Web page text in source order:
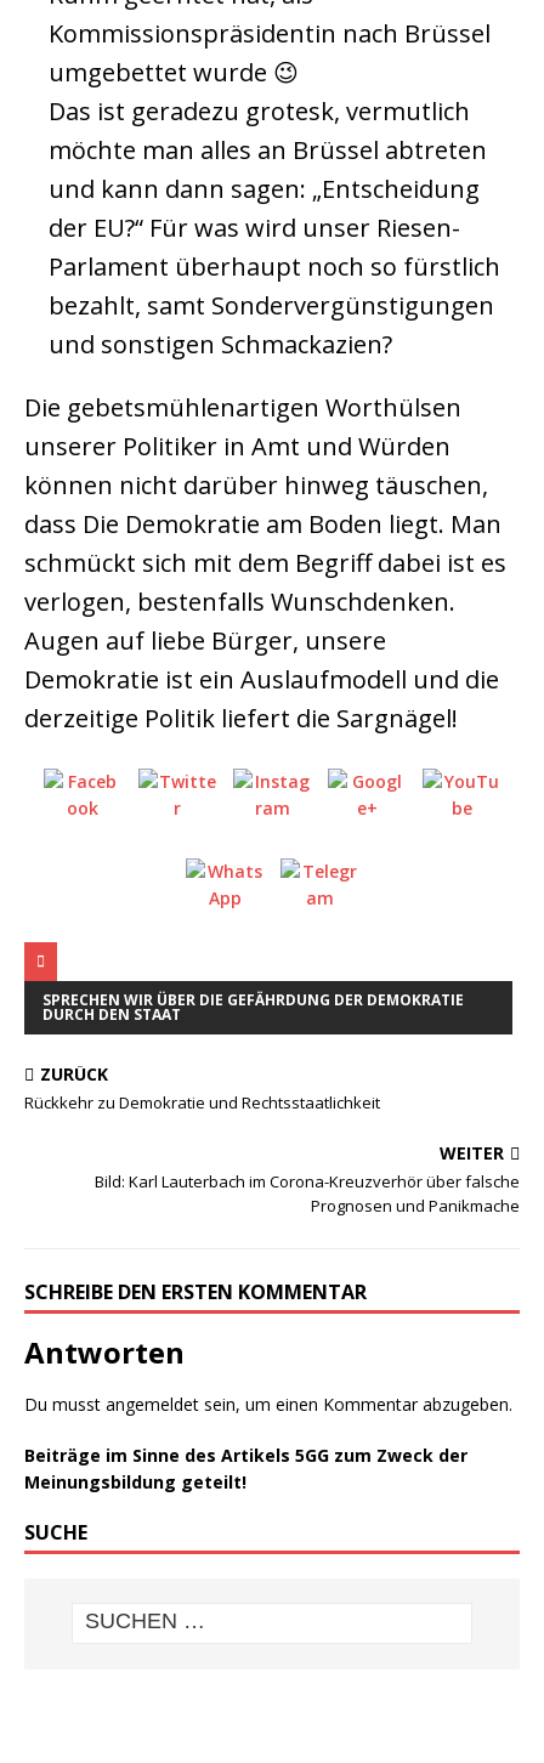
Kommissionspräsidentin nach Brüssel
umgebettet wurde 😉
Das ist geradezu grotesk, vermutlich
möchte man alles an Brüssel abtreten
und kann dann sagen: „Entscheidung
der EU?“ Für was wird unser Riesen-
Parlament überhaupt noch so fürstlich
bezahlt, samt Sondervergünstigungen
und sonstigen Schmackazien?
Die gebetsmühlenartigen Worthülsen
unserer Politiker in Amt und Würden
können nicht darüber hinweg täuschen,
dass Die Demokratie am Boden liegt. Man
schmückt sich mit dem Begriff dabei ist es
verlogen, bestenfalls Wunschdenken.
Augen auf liebe Bürger, unsere
Demokratie ist ein Auslaufmodell und die
derzeitige Politik liefert die Sargnägel!
SPRECHEN WIR ÜBER DIE GEFÄHRDUNG DER DEMOKRATIE
DURCH DEN STAAT
ZURÜCK
Rückkehr zu Demokratie und Rechtsstaatlichkeit
WEITER
Bild: Karl Lauterbach im Corona-Kreuzverhör über falsche
Prognosen und Panikmache
SCHREIBE DEN ERSTEN KOMMENTAR
Antworten
Du musst angemeldet sein, um einen Kommentar abzugeben.
Beiträge im Sinne des Artikels 5GG zum Zweck der
Meinungsbildung geteilt!
SUCHE